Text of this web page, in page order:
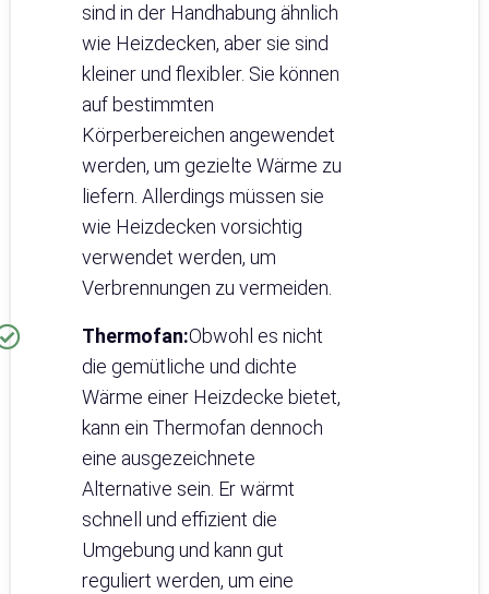
sind in der Handhabung ähnlich
wie Heizdecken, aber sie sind
kleiner und flexibler. Sie können
auf bestimmten
Körperbereichen angewendet
werden, um gezielte Wärme zu
liefern. Allerdings müssen sie
wie Heizdecken vorsichtig
verwendet werden, um
Verbrennungen zu vermeiden.
Thermofan:Obwohl es nicht
die gemütliche und dichte
Wärme einer Heizdecke bietet,
kann ein Thermofan dennoch
eine ausgezeichnete
Alternative sein. Er wärmt
schnell und effizient die
Umgebung und kann gut
reguliert werden, um eine